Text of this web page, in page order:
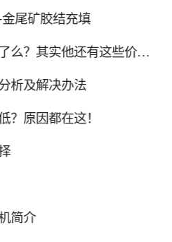
尾矿胶结充填
？其实他还有这些价值！
析及解决办法
？原因都在这！
简介